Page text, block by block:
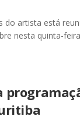
do artista está
nesta quinta-